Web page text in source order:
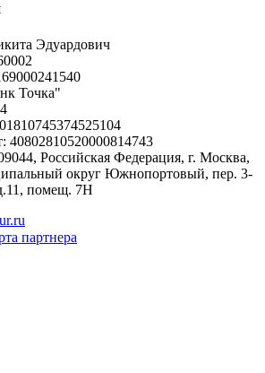
Эдуардович
Точка"
: 40802810520000814743
Российская Федерация, г. Москва,
округ Южнопортовый, пер. 3-
помещ. 7Н
партнера